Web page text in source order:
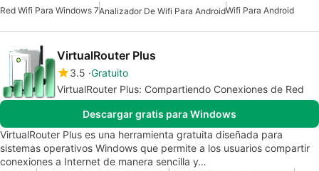
Red Wifi Para Windows 7Analizador De Wifi Para AndroidWifi Para Android
VirtualRouter Plus
3.5 Gratuito
VirtualRouter Plus: Compartiendo Conexiones de Red
Descargar gratis para Windows
VirtualRouter Plus es una herramienta gratuita diseñada para
sistemas operativos Windows que permite a los usuarios compartir
conexiones a Internet de manera sencilla y…